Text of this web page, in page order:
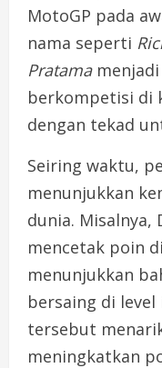
MotoGP pada
nama seperti
Pratamamenjadi
berkompetisi di
dengan tekad
Seiring waktu,
menunjukkan
dunia. Misalnya,
mencetak poin
menunjukkan
bersaing di
tersebut
meningkatkan